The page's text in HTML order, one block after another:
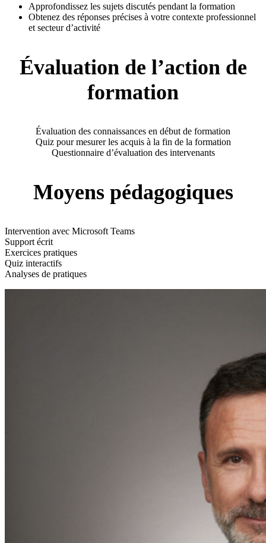
Approfondissez les sujets discutés pendant la formation
Obtenez des réponses précises à votre contexte professionnel
et secteur d’activité
Évaluation de l’action de
formation
Évaluation des connaissances en début de formation
Quiz pour mesurer les acquis à la fin de la formation
Questionnaire d’évaluation des intervenants
Moyens pédagogiques
Intervention avec Microsoft Teams
Support écrit
Exercices pratiques
Quiz interactifs
Analyses de pratiques